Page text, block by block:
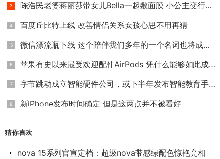
陈浩民老婆蒋丽莎带女儿Bella一起敷面膜 小公主变行走的表情包
百度丘比特上线 改善情侣关系女孩心思不用再猜
微信漂流瓶下线 这个陪伴我们多年的一个名词也将成为历史
苹果有史以来最受欢迎配件AirPods 凭什么能够如此成功？
字节跳动成立智能硬件公司，或下半年发布智能教育手机
新iPhone发布时间确定 但是这两点并不被看好
猜你喜欢
nova 15系列官宣定档：超级nova带感绿配色惊艳亮相